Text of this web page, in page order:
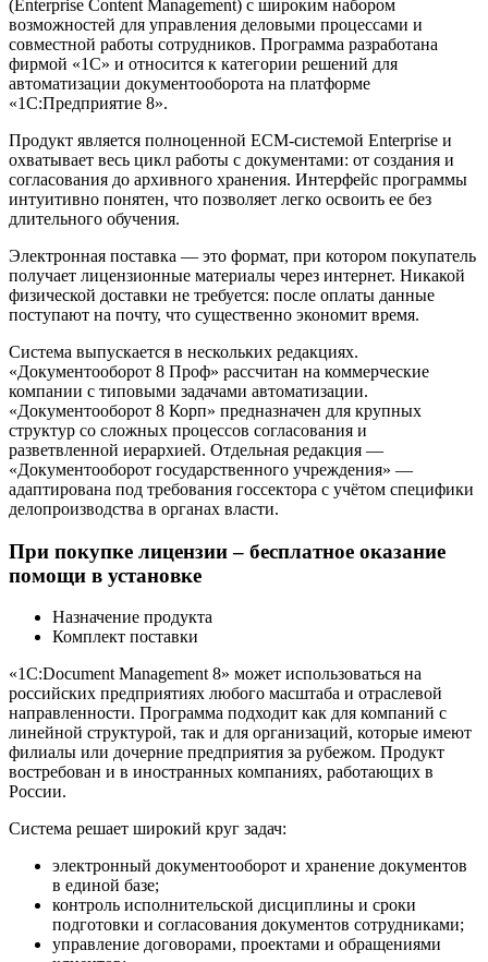
(Enterprise Content Management) с широким набором
возможностей для управления деловыми процессами и
совместной работы сотрудников. Программа разработана
фирмой «1С» и относится к категории решений для
автоматизации документооборота на платформе
«1С:Предприятие 8».
Продукт является полноценной ECM-системой Enterprise и
охватывает весь цикл работы с документами: от создания и
согласования до архивного хранения. Интерфейс программы
интуитивно понятен, что позволяет легко освоить ее без
длительного обучения.
Электронная поставка — это формат, при котором покупатель
получает лицензионные материалы через интернет. Никакой
физической доставки не требуется: после оплаты данные
поступают на почту, что существенно экономит время.
Система выпускается в нескольких редакциях.
«Документооборот 8 Проф» рассчитан на коммерческие
компании с типовыми задачами автоматизации.
«Документооборот 8 Корп» предназначен для крупных
структур со сложных процессов согласования и
разветвленной иерархией. Отдельная редакция —
«Документооборот государственного учреждения» —
адаптирована под требования госсектора с учётом специфики
делопроизводства в органах власти.
При покупке лицензии – бесплатное оказание
помощи в установке
Назначение продукта
Комплект поставки
«1С:Document Management 8» может использоваться на
российских предприятиях любого масштаба и отраслевой
направленности. Программа подходит как для компаний с
линейной структурой, так и для организаций, которые имеют
филиалы или дочерние предприятия за рубежом. Продукт
востребован и в иностранных компаниях, работающих в
России.
Система решает широкий круг задач:
электронный документооборот и хранение документов
в единой базе;
контроль исполнительской дисциплины и сроки
подготовки и согласования документов сотрудниками;
управление договорами, проектами и обращениями